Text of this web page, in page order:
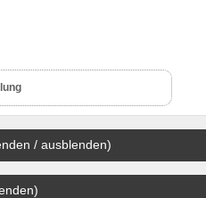
/ ausblenden)